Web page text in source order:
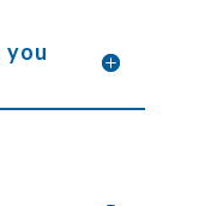
you